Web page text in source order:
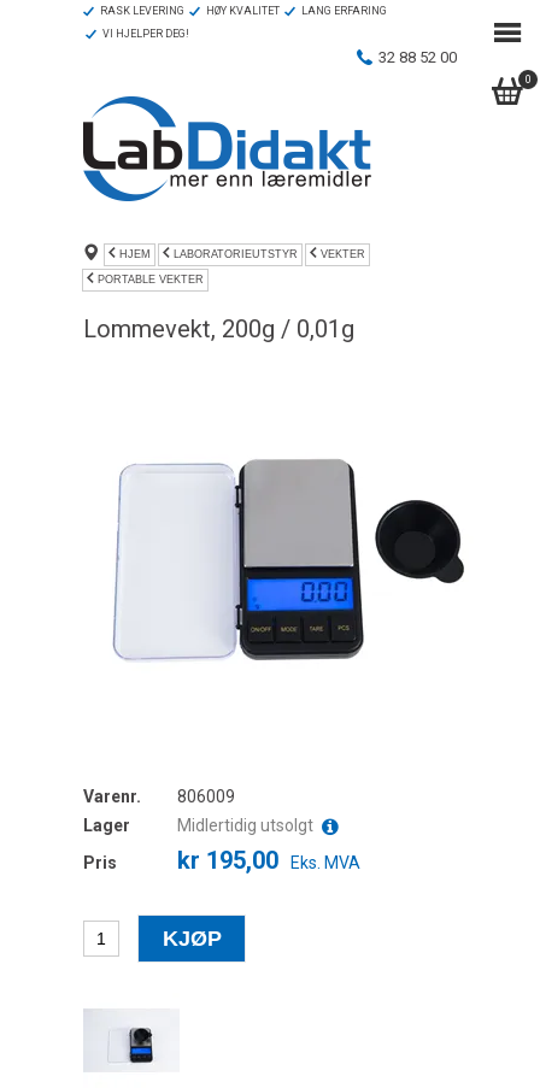
0
RASK LEVERING HØY KVALITET
LANG ERFARING
VI HJELPER DEG!
32 88 52 00
HJEM LABORATORIEUTSTYR VEKTER
PORTABLE VEKTER
Lommevekt, 200g / 0,01g
Varenr.
806009
Lager
Midlertidig utsolgt
Pris
kr 195,00 Eks. MVA